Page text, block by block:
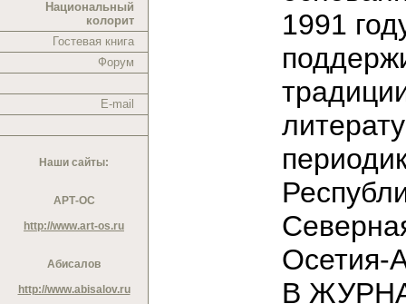
Национальный
колорит
Гостевая книга
Форум
E-mail
Наши сайты:
АРТ-ОС
http://www.art-os.ru
Абисалов
http://www.abisalov.ru
1991
В